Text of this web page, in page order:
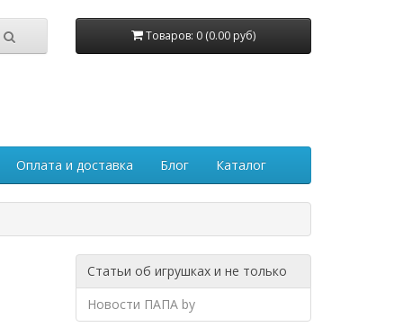
Товаров: 0 (0.00 руб)
Оплата и доставка Блог Каталог
Статьи об игрушках и не только
Новости ПАПА by